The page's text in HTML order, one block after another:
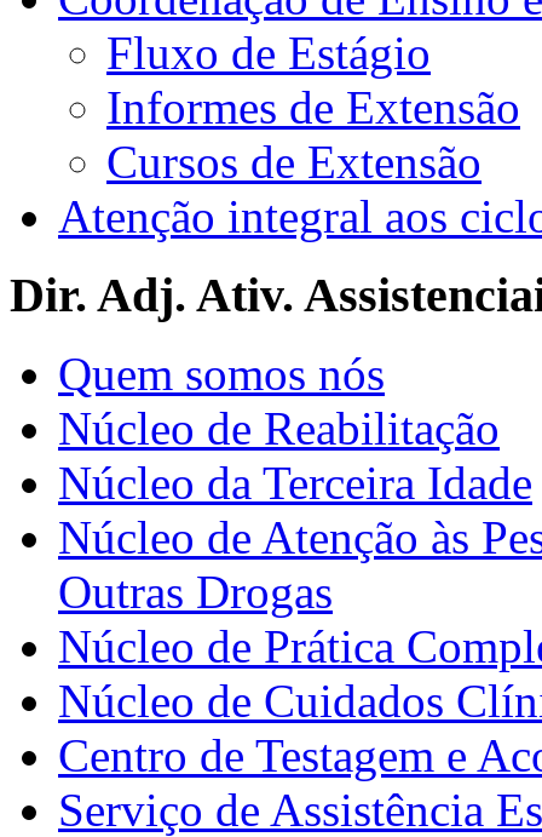
Fluxo de Estágio
Informes de Extensão
Cursos de Extensão
Atenção integral aos
Dir. Adj. Ativ.
Quem somos nós
Núcleo de Reabilitação
Núcleo da Terceira Idade
Núcleo de Atenção às
Outras Drogas
Núcleo de Prática
Núcleo de Cuidados
Centro de Testagem e
Serviço de Assistência